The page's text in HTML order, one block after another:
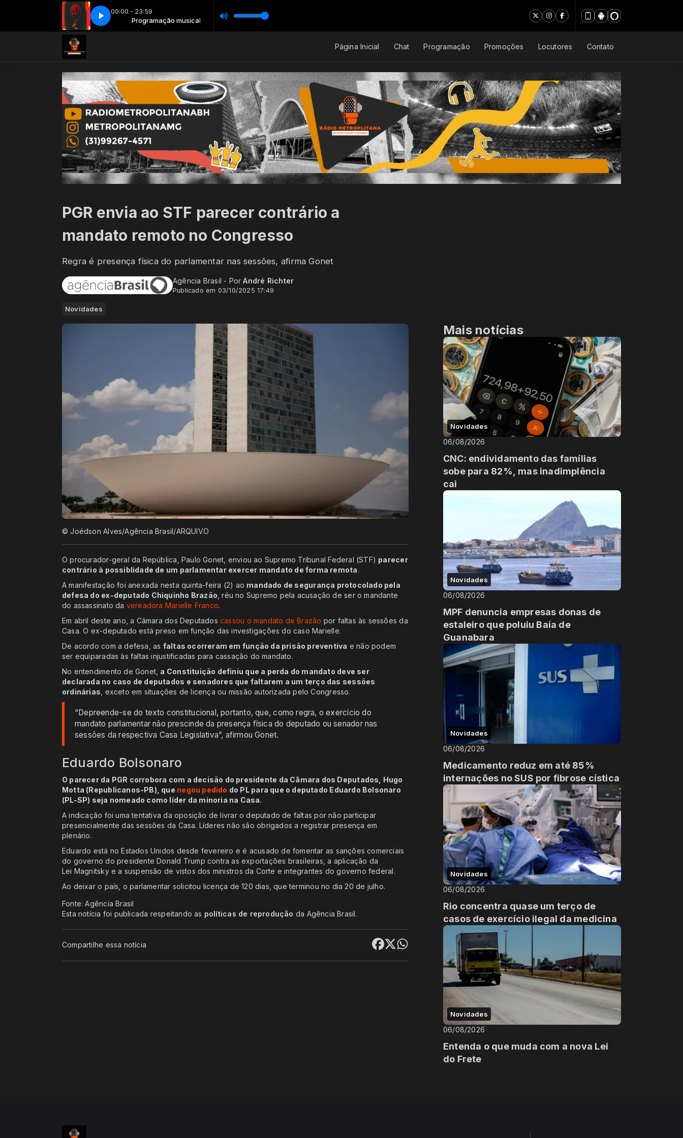
00:00 - 23:59
Programação musical Programação musical
INTERNET CORRIGIDO SPOT INTERNET CORRIGIDO SPOT
Página Inicial Chat Programação Promoções Locutores Contato
PGR envia ao STF parecer contrário a
mandato remoto no Congresso
Regra é presença física do parlamentar nas sessões, afirma Gonet
Agência Brasil - PorAndré Richter
Publicado em 03/10/2025 17:49
Novidades
© Joédson Alves/Agência Brasil/ARQUIVO
O procurador-geral da República, Paulo Gonet, enviou ao Supremo Tribunal Federal (STF) parecer
contrário à possiblidade de um parlamentar exercer mandato de forma remota.
A manifestação foi anexada nesta quinta-feira (2) ao mandado de segurança protocolado pela
defesa do ex-deputado Chiquinho Brazão , réu no Supremo pela acusação de ser o mandante
do assassinato da vereadora Marielle Franco.
Em abril deste ano, a Câmara dos Deputados cassou o mandato de Brazão por faltas às sessões da
Casa. O ex-deputado está preso em função das investigações do caso Marielle.
De acordo com a defesa, as faltas ocorreram em função da prisão preventiva e não podem
ser equiparadas às faltas injustificadas para cassação do mandato.
No entendimento de Gonet, a Constituição definiu que a perda do mandato deve ser
declarada no caso de deputados e senadores que faltarem a um terço das sessões
ordinárias , exceto em situações de licença ou missão autorizada pelo Congresso.
“Depreende-se do texto constitucional, portanto, que, como regra, o exercício do
mandato parlamentar não prescinde da presença física do deputado ou senador nas
sessões da respectiva Casa Legislativa”, afirmou Gonet.
Eduardo Bolsonaro
O parecer da PGR corrobora com a decisão do presidente da Câmara dos Deputados, Hugo
Motta (Republicanos-PB), que negou pedido do PL para que o deputado Eduardo Bolsonaro
(PL-SP) seja nomeado como líder da minoria na Casa.
A indicação foi uma tentativa da oposição de livrar o deputado de faltas por não participar
presencialmente das sessões da Casa. Líderes não são obrigados a registrar presença em
plenário.
Eduardo está no Estados Unidos desde fevereiro e é acusado de fomentar as sanções comerciais
do governo do presidente Donald Trump contra as exportações brasileiras, a aplicação da
Lei Magnitsky e a suspensão de vistos dos ministros da Corte e integrantes do governo federal.
Ao deixar o país, o parlamentar solicitou licença de 120 dias, que terminou no dia 20 de julho.
Fonte: Agência Brasil
Esta notícia foi publicada respeitando as políticas de reprodução da Agência Brasil.
Compartilhe essa notícia
Mais notícias
Novidades
06/08/2026
CNC: endividamento das famílias
sobe para 82%, mas inadimplência
cai
Novidades
06/08/2026
MPF denuncia empresas donas de
estaleiro que poluiu Baía de
Guanabara
Novidades
06/08/2026
Medicamento reduz em até 85%
internações no SUS por fibrose cística
Novidades
06/08/2026
Rio concentra quase um terço de
casos de exercício ilegal da medicina
Novidades
06/08/2026
Entenda o que muda com a nova Lei
do Frete